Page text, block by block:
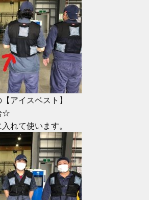
アイスベスト】
☆
れて使います。